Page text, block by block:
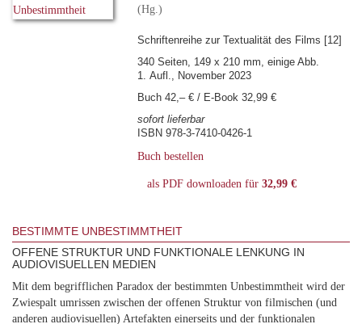
(Hg.)
Schriftenreihe zur Textualität des Films [12]
340 Seiten, 149 x 210 mm, einige Abb.
1. Aufl., November 2023
Buch 42,– € / E-Book 32,99 €
sofort lieferbar
ISBN 978-3-7410-0426-1
Buch bestellen
als PDF downloaden für 32,99 €
BESTIMMTE UNBESTIMMTHEIT
OFFENE STRUKTUR UND FUNKTIONALE LENKUNG IN
AUDIOVISUELLEN MEDIEN
Mit dem begrifflichen Paradox der bestimmten Unbestimmtheit wird der
Zwiespalt umrissen zwischen der offenen Struktur von filmischen (und
anderen audiovisuellen) Artefakten einerseits und der funktionalen